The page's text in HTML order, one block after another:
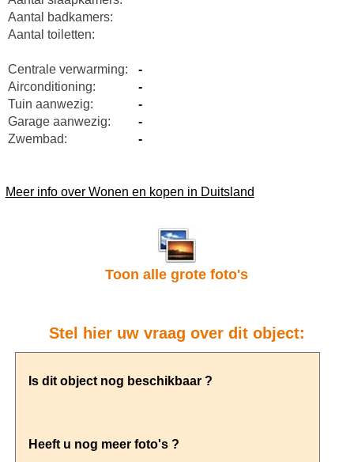
Aantal badkamers:
Aantal toiletten:
Centrale verwarming:
-
Airconditioning:
-
Tuin aanwezig:
-
Garage aanwezig:
-
Zwembad:
-
Meer info over Wonen en kopen in Duitsland
Toon alle grote foto's
Stel hier uw vraag over dit object: